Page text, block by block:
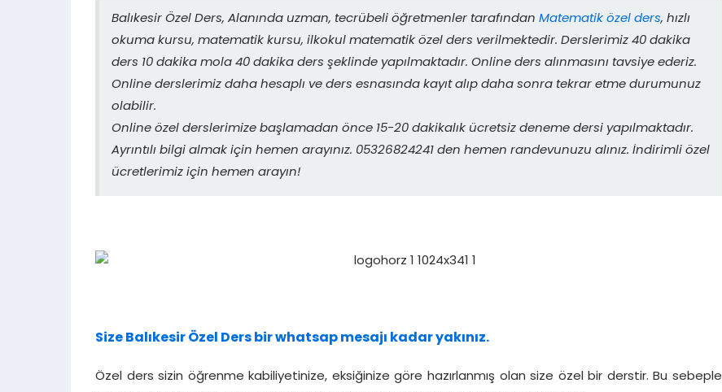
Balıkesir Özel Ders, Alanında uzman, tecrübeli öğretmenler tarafından Matematik özel ders, hızlı
okuma kursu, matematik kursu, ilkokul matematik özel ders verilmektedir. Derslerimiz 40 dakika
ders 10 dakika mola 40 dakika ders şeklinde yapılmaktadır. Online ders alınmasını tavsiye ederiz.
Online derslerimiz daha hesaplı ve ders esnasında kayıt alıp daha sonra tekrar etme durumunuz
olabilir.
Online özel derslerimize başlamadan önce 15-20 dakikalık ücretsiz deneme dersi yapılmaktadır.
Ayrıntılı bilgi almak için hemen arayınız. 05326824241 den hemen randevunuzu alınız. İndirimli özel
ücretlerimiz için hemen arayın!
Size Balıkesir Özel Ders bir whatsap mesajı kadar yakınız.
Özel ders sizin öğrenme kabiliyetinize, eksiğinize göre hazırlanmış olan size özel bir derstir. Bu sebeple